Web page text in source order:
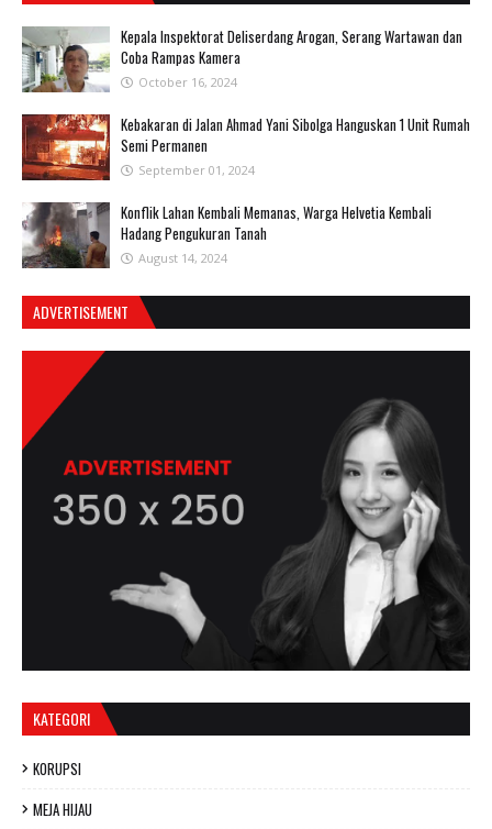
Kepala Inspektorat Deliserdang Arogan, Serang Wartawan dan
Coba Rampas Kamera
October 16, 2024
Kebakaran di Jalan Ahmad Yani Sibolga Hanguskan 1 Unit Rumah
Semi Permanen
September 01, 2024
Konflik Lahan Kembali Memanas, Warga Helvetia Kembali
Hadang Pengukuran Tanah
August 14, 2024
ADVERTISEMENT
KATEGORI
KORUPSI
MEJA HIJAU